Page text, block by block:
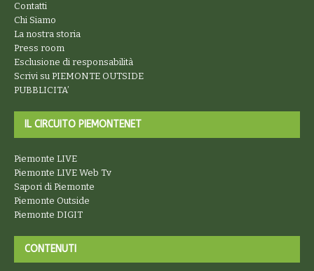
Contatti
Chi Siamo
La nostra storia
Press room
Esclusione di responsabilità
Scrivi su PIEMONTE OUTSIDE
PUBBLICITA’
IL CIRCUITO PIEMONTENET
Piemonte LIVE
Piemonte LIVE Web Tv
Sapori di Piemonte
Piemonte Outside
Piemonte DIGIT
CONTENUTI